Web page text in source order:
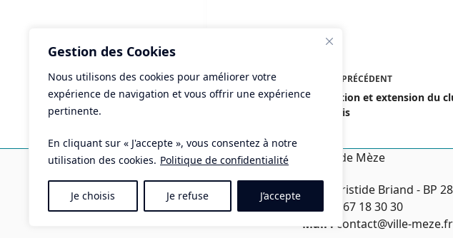
Gestion des Cookies
Nous utilisons des cookies pour améliorer votre
expérience de navigation et vous offrir une expérience
pertinente.
En cliquant sur « J'accepte », vous consentez à notre
utilisation des cookies. Politique de confidentialité
Je choisis Je refuse J’accepte
PRÉCÉDENT
Rénovation et extension du
du tennis
Mairie de Mèze
Place Aristide Briand - BP
Tél : 04 67 18 30 30
Mail : contact@ville-meze.fr